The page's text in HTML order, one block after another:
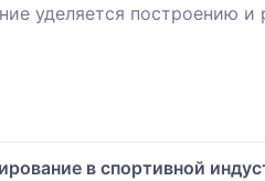
уделяется построению
в спортивной